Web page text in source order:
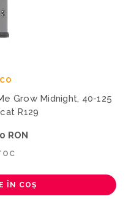
Grow Midnight, 40-125
R129
RON
ÎN COȘ